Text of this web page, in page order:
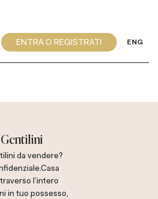
ENG
da vendere?
Casa
l'intero
in tuo possesso,